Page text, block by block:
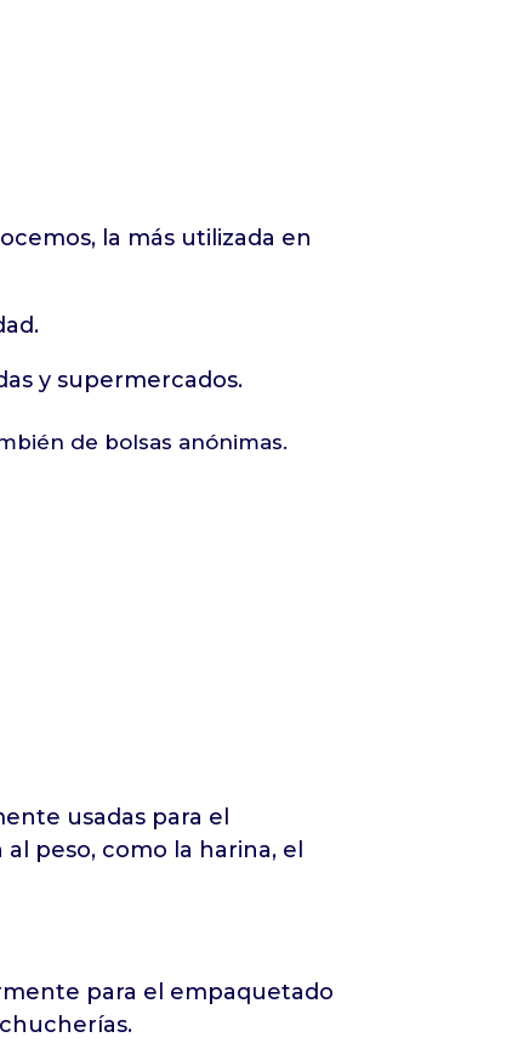
la más utilizada en
y supermercados.
de bolsas anónimas.
usadas para el
peso, como la harina, el
para el empaquetado